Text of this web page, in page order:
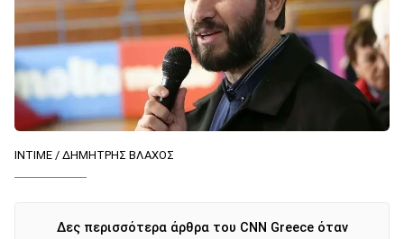
INTIME / ΔΗΜΗΤΡΗΣ ΒΛΑΧΟΣ
Δες περισσότερα άρθρα του CNN Greece όταν